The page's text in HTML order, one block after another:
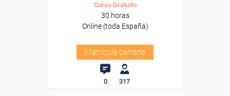
Curso Gratuito
30 horas
Online (toda España)
Matrícula cerrada
0 317